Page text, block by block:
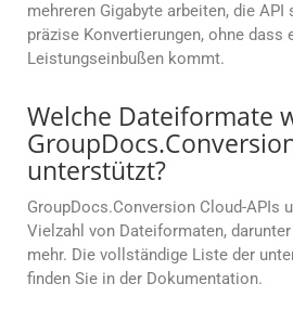
mehreren Gigabyte arbeiten, die
präzise Konvertierungen, ohne dass
Leistungseinbußen kommt.
Welche Dateiformate
unterstützt?
GroupDocs.Conversion Cloud-APIs
Vielzahl von Dateiformaten, darunter
mehr. Die vollständige Liste der
finden Sie in der Dokumentation.